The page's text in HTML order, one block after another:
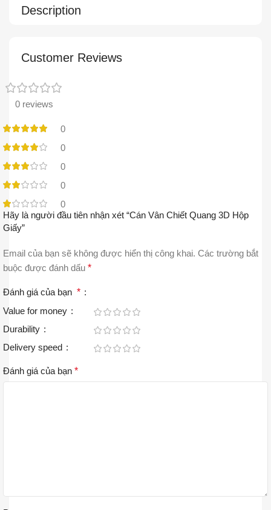
Description
Customer Reviews
0 reviews
0
0
0
0
0
Hãy là người đầu tiên nhận xét “Cán Vân Chiết Quang 3D Hộp
Giấy”
Email của bạn sẽ không được hiển thị công khai. Các trường bắt
buộc được đánh dấu *
Đánh giá của bạn *
Value for money
Durability
Delivery speed
Đánh giá của bạn *